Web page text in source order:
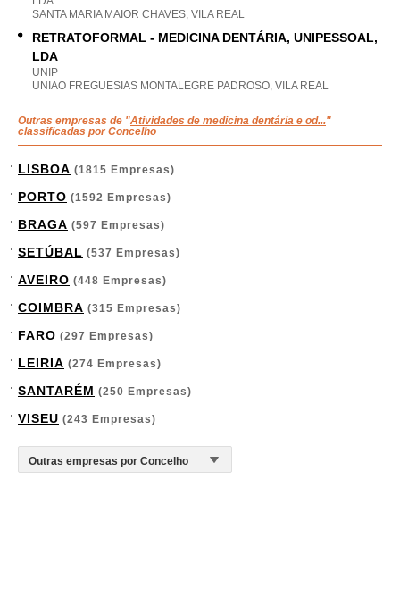
SANTA MARIA MAIOR CHAVES, VILA REAL
RETRATOFORMAL - MEDICINA DENTÁRIA, UNIPESSOAL,
LDA
UNIP
UNIAO FREGUESIAS MONTALEGRE PADROSO, VILA REAL
Outras empresas de "Atividades de medicina dentária e od..."
classificadas por Concelho
LISBOA (1815 Empresas)
PORTO (1592 Empresas)
BRAGA (597 Empresas)
SETÚBAL (537 Empresas)
AVEIRO (448 Empresas)
COIMBRA (315 Empresas)
FARO (297 Empresas)
LEIRIA (274 Empresas)
SANTARÉM (250 Empresas)
VISEU (243 Empresas)